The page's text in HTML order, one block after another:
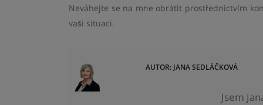
Neváhejte se na mne obrátit prostřednictvím
vaši situaci.
AUTOR: JANA SEDLÁČKOVÁ
Jsem